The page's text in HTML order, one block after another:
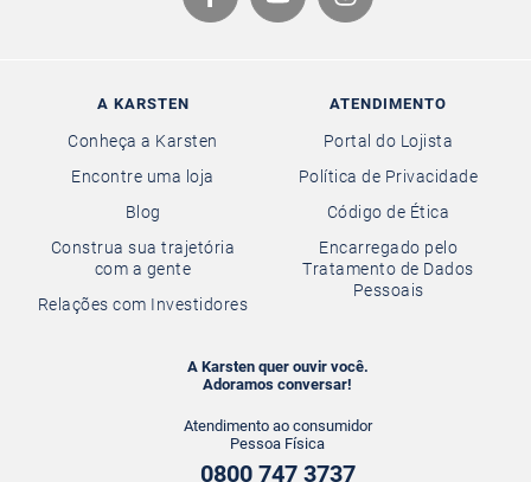
A KARSTEN
Conheça a Karsten
Encontre uma loja
Blog
Construa sua trajetória
com a gente
Relações com Investidores
ATENDIMENTO
Portal do Lojista
Política de Privacidade
Código de Ética
Encarregado pelo
Tratamento de Dados
Pessoais
A Karsten quer ouvir você.
Adoramos conversar!
Atendimento ao consumidor
Pessoa Física
0800 747 3737